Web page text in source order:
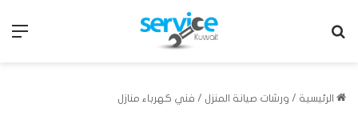
الرئيسية / ورشات صيانة المنزل / فني كهرباء منازل